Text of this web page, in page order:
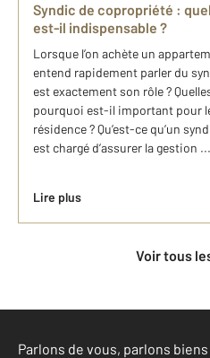
Syndic de copropriété :
est-il indispensable ?
Lorsque l’on achète un
entend rapidement parler du
est exactement son rôle ?
pourquoi est-il important pour
résidence ? Qu’est-ce qu’un
est chargé d’assurer la gestion ...
Lire plus
Voir tous
Parlons de vous, parlons biens